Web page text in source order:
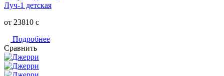
Луч-1 детская
от 23810 c
Подробнее
Сравнить